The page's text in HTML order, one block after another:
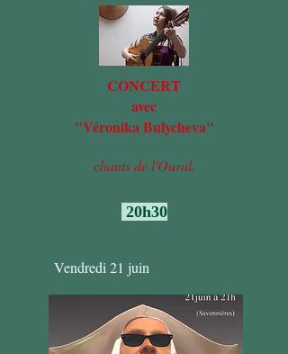
CONCERT
avec
"Véronika Bulycheva"
chants de l'Oural.
20h30
Vendredi 21 juin